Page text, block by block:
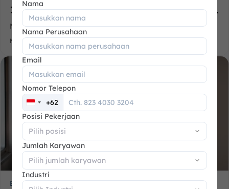
16 Rekomendasi Alternatif Zoho Terbaik...
Memilih software bisnis sering kali terasa seperti...
Mei 17, 2026
ERP
Nama
Nama Perusahaan
Email
Nomor Telepon
Indonesia
+62
+62
Posisi Pekerjaan
Jumlah Karyawan
Industri